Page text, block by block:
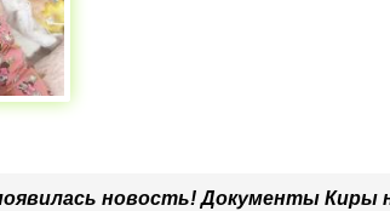
новость! Документы